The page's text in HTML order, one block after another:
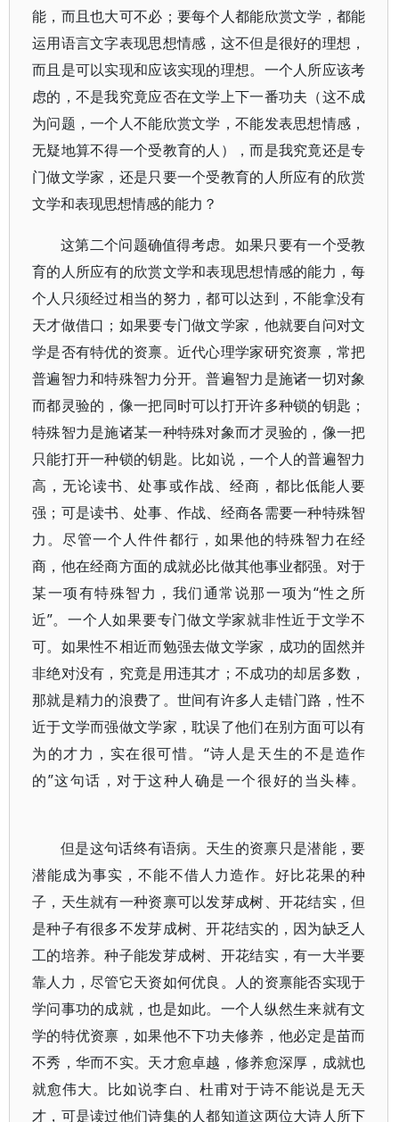
能，而且也大可不必；要每个人都能欣赏文学，都能
运用语言文字表现思想情感，这不但是很好的理想，
而且是可以实现和应该实现的理想。一个人所应该考
虑的，不是我究竟应否在文学上下一番功夫（这不成
为问题，一个人不能欣赏文学，不能发表思想情感，
无疑地算不得一个受教育的人），而是我究竟还是专
门做文学家，还是只要一个受教育的人所应有的欣赏
文学和表现思想情感的能力？
这第二个问题确值得考虑。如果只要有一个受教
育的人所应有的欣赏文学和表现思想情感的能力，每
个人只须经过相当的努力，都可以达到，不能拿没有
天才做借口；如果要专门做文学家，他就要自问对文
学是否有特优的资禀。近代心理学家研究资禀，常把
普遍智力和特殊智力分开。普遍智力是施诸一切对象
而都灵验的，像一把同时可以打开许多种锁的钥匙；
特殊智力是施诸某一种特殊对象而才灵验的，像一把
只能打开一种锁的钥匙。比如说，一个人的普遍智力
高，无论读书、处事或作战、经商，都比低能人要
强；可是读书、处事、作战、经商各需要一种特殊智
力。尽管一个人件件都行，如果他的特殊智力在经
商，他在经商方面的成就必比做其他事业都强。对于
某一项有特殊智力，我们通常说那一项为“性之所
近”。一个人如果要专门做文学家就非性近于文学不
可。如果性不相近而勉强去做文学家，成功的固然并
非绝对没有，究竟是用违其才；不成功的却居多数，
那就是精力的浪费了。世间有许多人走错门路，性不
近于文学而强做文学家，耽误了他们在别方面可以有
为的才力，实在很可惜。“诗人是天生的不是造作
的”这句话，对于这种人确是一个很好的当头棒。
但是这句话终有语病。天生的资禀只是潜能，要
潜能成为事实，不能不借人力造作。好比花果的种
子，天生就有一种资禀可以发芽成树、开花结实，但
是种子有很多不发芽成树、开花结实的，因为缺乏人
工的培养。种子能发芽成树、开花结实，有一大半要
靠人力，尽管它天资如何优良。人的资禀能否实现于
学问事功的成就，也是如此。一个人纵然生来就有文
学的特优资禀，如果他不下功夫修养，他必定是苗而
不秀，华而不实。天才愈卓越，修养愈深厚，成就也
就愈伟大。比如说李白、杜甫对于诗不能说是无天
才，可是读过他们诗集的人都知道这两位大诗人所下